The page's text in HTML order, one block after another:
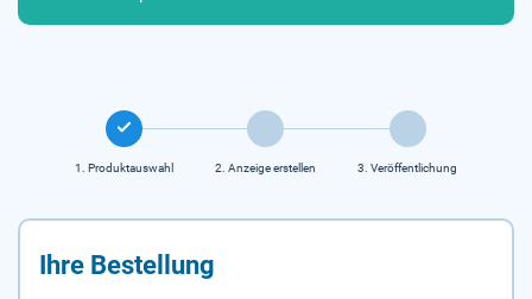
1. Produkt­auswahl 2. Anzeige erstellen 3. Veröffent­lichung
Ihre Bestellung